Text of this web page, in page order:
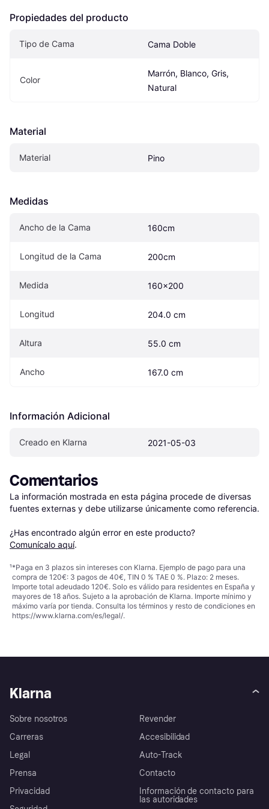
Propiedades del producto
Tipo de Cama Cama Doble
Color
Marrón, Blanco, Gris,
Natural
Material
Material Pino
Medidas
Ancho de la Cama 160cm
Longitud de la Cama 200cm
Medida 160x200
Longitud 204.0 cm
Altura 55.0 cm
Ancho 167.0 cm
Información Adicional
Creado en Klarna 2021-05-03
Comentarios
La información mostrada en esta página procede de diversas
fuentes externas y debe utilizarse únicamente como referencia.
¿Has encontrado algún error en este producto?
Comunícalo aquí.
¹*Paga en 3 plazos sin intereses con Klarna. Ejemplo de pago para una
compra de 120€: 3 pagos de 40€, TIN 0 % TAE 0 %. Plazo: 2 meses.
Importe total adeudado 120€. Solo es válido para residentes en España y
mayores de 18 años. Sujeto a la aprobación de Klarna. Importe mínimo y
máximo varía por tienda. Consulta los términos y resto de condiciones en
https://www.klarna.com/es/legal/.
Klarna
Sobre nosotros
Carreras
Legal
Prensa
Privacidad
Revender
Accesibilidad
Auto-Track
Contacto
Información de contacto para
las autoridades